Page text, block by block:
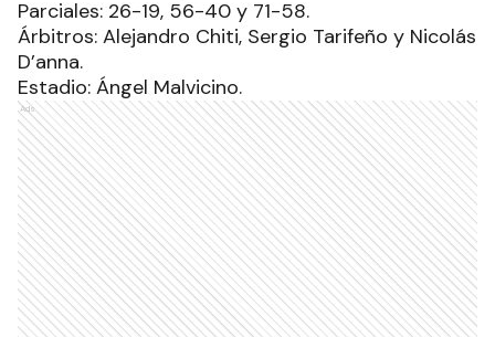
Parciales: 26-19, 56-40 y 71-58.
Árbitros: Alejandro Chiti, Sergio Tarifeño y Nicolás
D’anna.
Estadio: Ángel Malvicino.
Ads